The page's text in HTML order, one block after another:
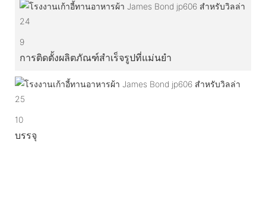
9
การติดตั้งผลิตภัณฑ์สำเร็จรูปที่แม่นยำ
10
บรรจุ